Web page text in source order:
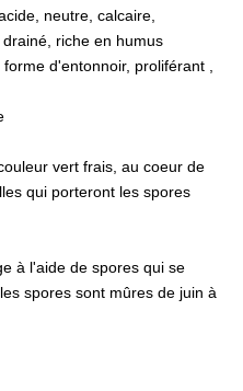
neutre, calcaire,
riche en humus
d'entonnoir, proliférant ,
vert frais, au coeur de
qui porteront les spores
à l'aide de spores qui se
spores sont mûres de juin à